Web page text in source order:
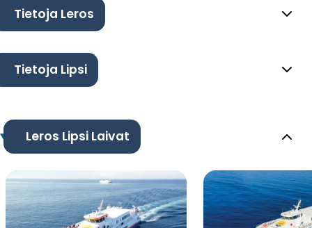
Tietoja Leros
Tietoja Lipsi
Leros Lipsi Laivat